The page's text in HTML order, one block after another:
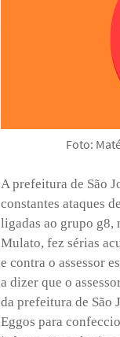
Foto:
A prefeitura de São
constantes ataques
ligadas ao grupo g8,
Mulato, fez sérias
e contra o assessor
a dizer que o
da prefeitura de São
Eggos para